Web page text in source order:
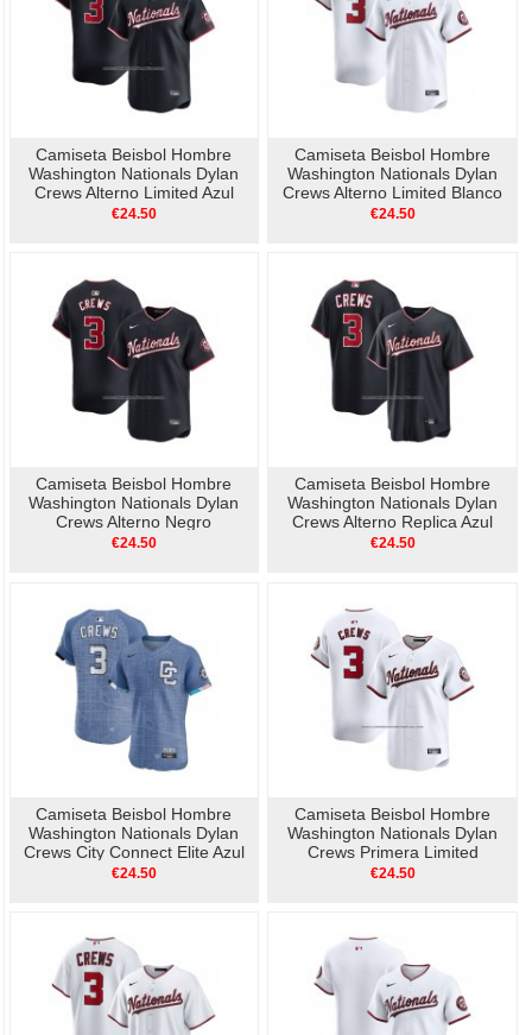
Camiseta Beisbol Hombre
Washington Nationals Dylan
Crews Alterno Limited Azul
€24.50
Camiseta Beisbol Hombre
Washington Nationals Dylan
Crews Alterno Limited Blanco
€24.50
Camiseta Beisbol Hombre
Washington Nationals Dylan
Crews Alterno Negro
€24.50
Camiseta Beisbol Hombre
Washington Nationals Dylan
Crews Alterno Replica Azul
€24.50
Camiseta Beisbol Hombre
Washington Nationals Dylan
Crews City Connect Elite Azul
€24.50
Camiseta Beisbol Hombre
Washington Nationals Dylan
Crews Primera Limited
Blanco
€24.50